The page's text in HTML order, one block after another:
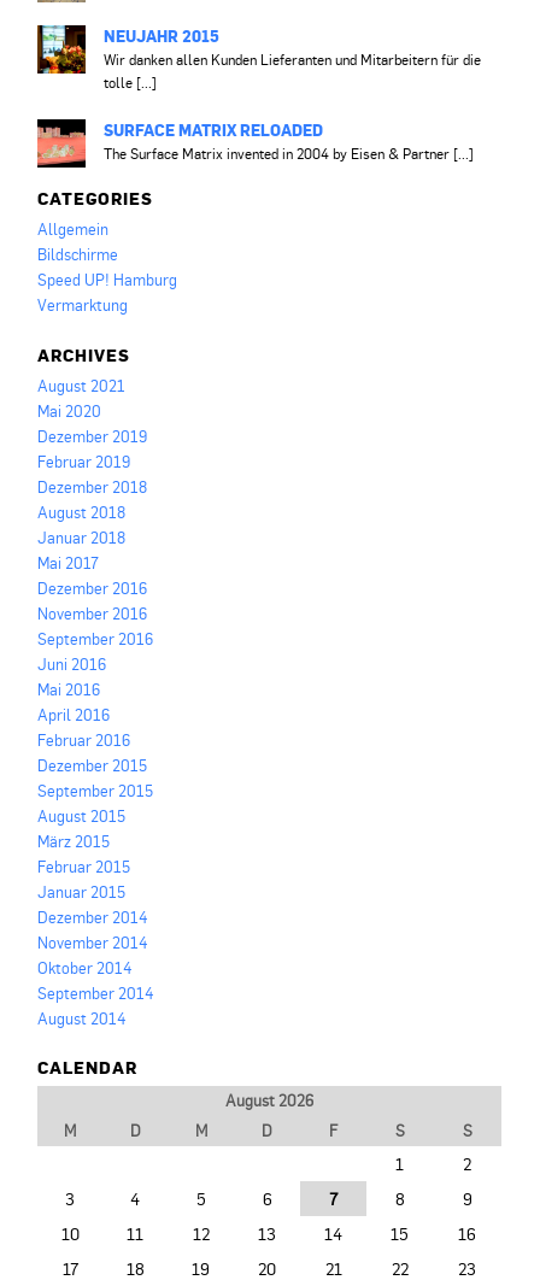
NEUJAHR 2015
Wir danken allen Kunden Lieferanten und Mitarbeitern für die
tolle [...]
SURFACE MATRIX RELOADED
The Surface Matrix invented in 2004 by Eisen & Partner [...]
CATEGORIES
Allgemein
Bildschirme
Speed UP! Hamburg
Vermarktung
ARCHIVES
August 2021
Mai 2020
Dezember 2019
Februar 2019
Dezember 2018
August 2018
Januar 2018
Mai 2017
Dezember 2016
November 2016
September 2016
Juni 2016
Mai 2016
April 2016
Februar 2016
Dezember 2015
September 2015
August 2015
März 2015
Februar 2015
Januar 2015
Dezember 2014
November 2014
Oktober 2014
September 2014
August 2014
CALENDAR
August 2026
M
D M D F S S
1
2
3
4 5 6 7 8
9
10
11 12 13 14 15
16
17
18 19 20 21 22 23